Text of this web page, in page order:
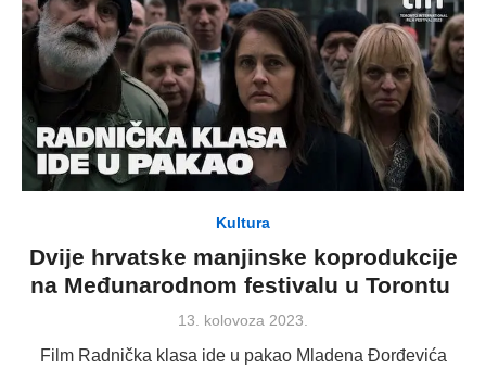
Kultura
Dvije hrvatske manjinske koprodukcije
na Međunarodnom festivalu u Torontu
Posted
13. kolovoza 2023.
Film Radnička klasa ide u pakao Mladena Đorđevića